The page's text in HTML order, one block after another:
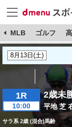
MLB ゴルフ
1R
10:00
2歳未
平地 芝
サラ系 2歳 (混合)馬齢